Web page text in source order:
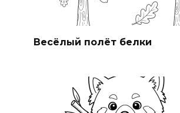
Весёлый полёт белки